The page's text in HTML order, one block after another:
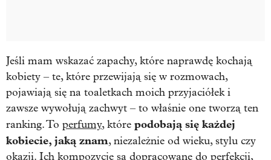
Jeśli mam wskazać zapachy, które naprawdę kochają
kobiety – te, które przewijają się w rozmowach,
pojawiają się na toaletkach moich przyjaciółek i
zawsze wywołują zachwyt – to właśnie one tworzą ten
ranking. To perfumy, które podobają się każdej
kobiecie, jaką znam, niezależnie od wieku, stylu czy
okazji. Ich kompozycje są dopracowane do perfekcji,